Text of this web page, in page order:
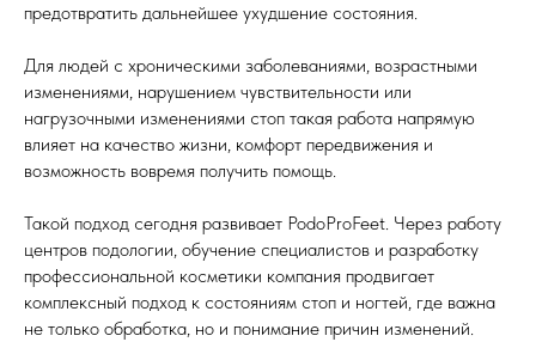
предотвратить дальнейшее ухудшение состояния.
Для людей с хроническими заболеваниями, возрастными
изменениями, нарушением чувствительности или
нагрузочными изменениями стоп такая работа напрямую
влияет на качество жизни, комфорт передвижения и
возможность вовремя получить помощь.
Такой подход сегодня развивает PodoProFeet. Через работу
центров подологии, обучение специалистов и разработку
профессиональной косметики компания продвигает
комплексный подход к состояниям стоп и ногтей, где важна
не только обработка, но и понимание причин изменений.